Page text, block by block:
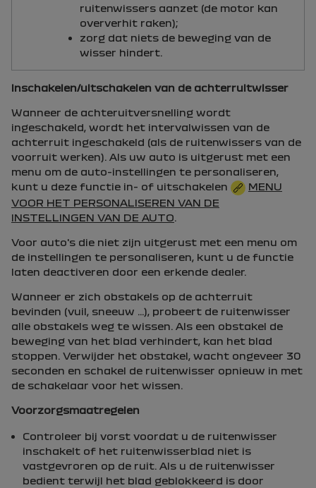
ruitenwissers aanzet (de motor kan
oververhit raken);
zorg dat niets de beweging van de
wisser hindert.
Inschakelen/uitschakelen van de achterruitwisser
Wanneer de achteruitversnelling wordt
ingeschakeld, wordt het intervalwissen van de
achterruit ingeschakeld (als de ruitenwissers van de
voorruit werken). Als uw auto is uitgerust met een
menu om de auto-instellingen te personaliseren,
kunt u deze functie in- of uitschakelen
MENU
VOOR HET PERSONALISEREN VAN DE
INSTELLINGEN VAN DE AUTO
Voor auto's die niet zijn uitgerust met een menu om
de instellingen te personaliseren, kunt u de functie
laten deactiveren door een erkende dealer.
Wanneer er zich obstakels op de achterruit
bevinden (vuil, sneeuw ...), probeert de ruitenwisser
alle obstakels weg te wissen. Als een obstakel de
beweging van het blad verhindert, kan het blad
stoppen. Verwijder het obstakel, wacht ongeveer 30
seconden en schakel de ruitenwisser opnieuw in met
de schakelaar voor het wissen.
Voorzorgsmaatregelen
Controleer bij vorst voordat u de ruitenwisser
inschakelt of het ruitenwisserblad niet is
vastgevroren op de ruit. Als u de ruitenwisser
bedient terwijl het blad geblokkeerd is door